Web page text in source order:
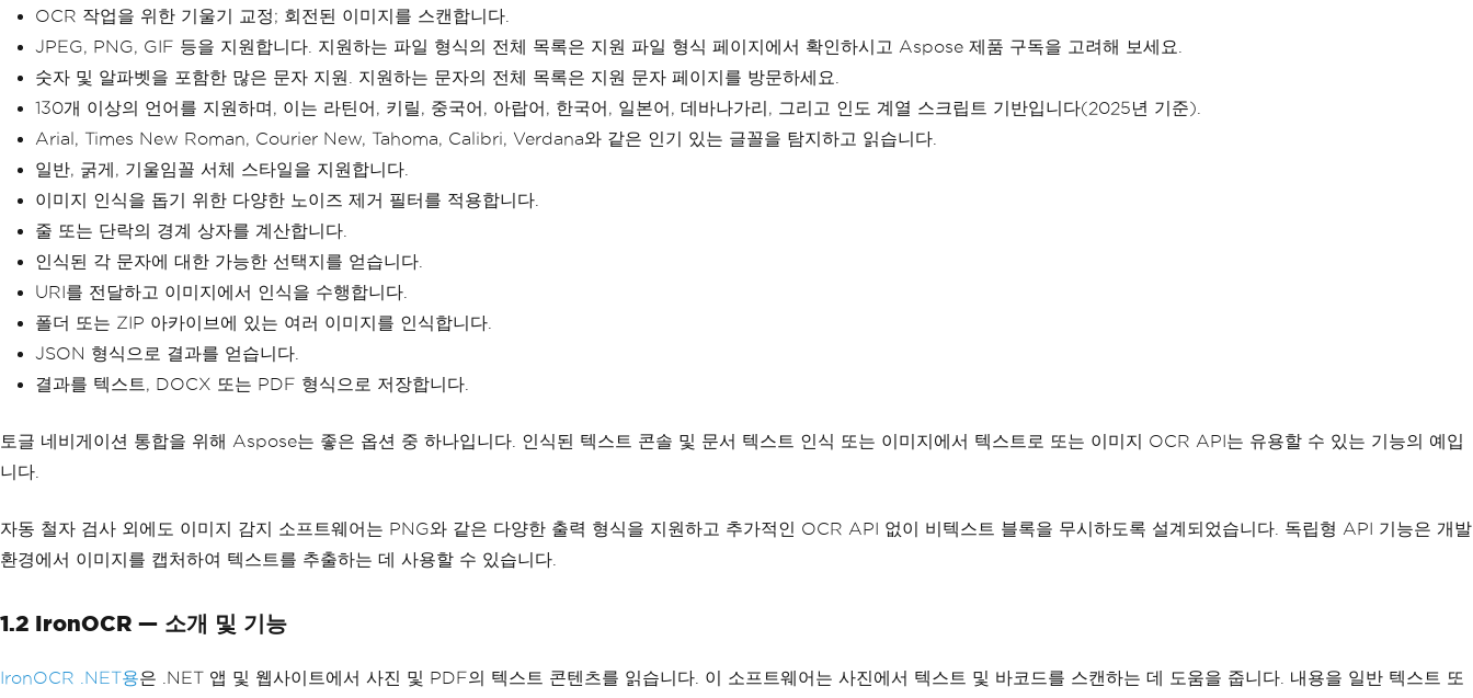
OCR 작업을 위한 기울기 교정; 회전된 이미지를 스캔합니다.
JPEG, PNG, GIF 등을 지원합니다. 지원하는 파일 형식의 전체 목록은 지원 파일 형식 페이지에서 확인하시고 Aspose 제품 구독을 고려해 보세요.
숫자 및 알파벳을 포함한 많은 문자 지원. 지원하는 문자의 전체 목록은 지원 문자 페이지를 방문하세요.
130개 이상의 언어를 지원하며, 이는 라틴어, 키릴, 중국어, 아랍어, 한국어, 일본어, 데바나가리, 그리고 인도 계열 스크립트 기반입니다(2025년 기준).
Arial, Times New Roman, Courier New, Tahoma, Calibri, Verdana와 같은 인기 있는 글꼴을 탐지하고 읽습니다.
일반, 굵게, 기울임꼴 서체 스타일을 지원합니다.
이미지 인식을 돕기 위한 다양한 노이즈 제거 필터를 적용합니다.
줄 또는 단락의 경계 상자를 계산합니다.
인식된 각 문자에 대한 가능한 선택지를 얻습니다.
URI를 전달하고 이미지에서 인식을 수행합니다.
폴더 또는 ZIP 아카이브에 있는 여러 이미지를 인식합니다.
JSON 형식으로 결과를 얻습니다.
결과를 텍스트, DOCX 또는 PDF 형식으로 저장합니다.
토글 네비게이션 통합을 위해 Aspose는 좋은 옵션 중 하나입니다. 인식된 텍스트 콘솔 및 문서 텍스트 인식 또는 이미지에서 텍스트로 또는 이미지 OCR API는 유용할 수 있는 기능의 예입
니다.
자동 철자 검사 외에도 이미지 감지 소프트웨어는 PNG와 같은 다양한 출력 형식을 지원하고 추가적인 OCR API 없이 비텍스트 블록을 무시하도록 설계되었습니다. 독립형 API 기능은 개발
환경에서 이미지를 캡처하여 텍스트를 추출하는 데 사용할 수 있습니다.
1.2 IronOCR — 소개 및 기능
IronOCR .NET용은 .NET 앱 및 웹사이트에서 사진 및 PDF의 텍스트 콘텐츠를 읽습니다. 이 소프트웨어는 사진에서 텍스트 및 바코드를 스캔하는 데 도움을 줍니다. 내용을 일반 텍스트 또